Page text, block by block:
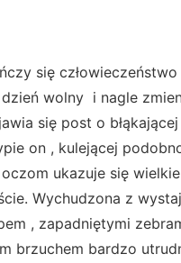
się
wolny i nagle
się post o
on , kulejącej
ukazuje się
Wychudzona z
, zapadniętymi
brzuchem bardzo